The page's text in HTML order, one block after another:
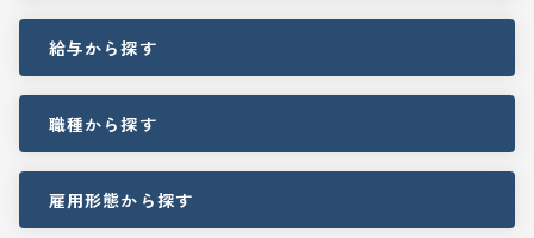
給与から探す
職種から探す
雇用形態から探す